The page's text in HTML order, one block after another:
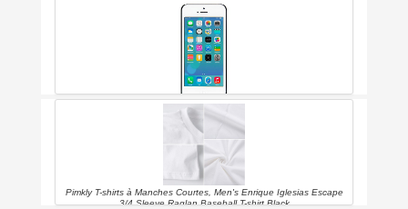
Enrique Iglesias With Black Coat Portrait Close Up Coque Pour
Iphone 6 6s
Pimkly T-shirts à Manches Courtes, Men's Enrique Iglesias Escape
3/4 Sleeve Raglan Baseball T-shirt Black